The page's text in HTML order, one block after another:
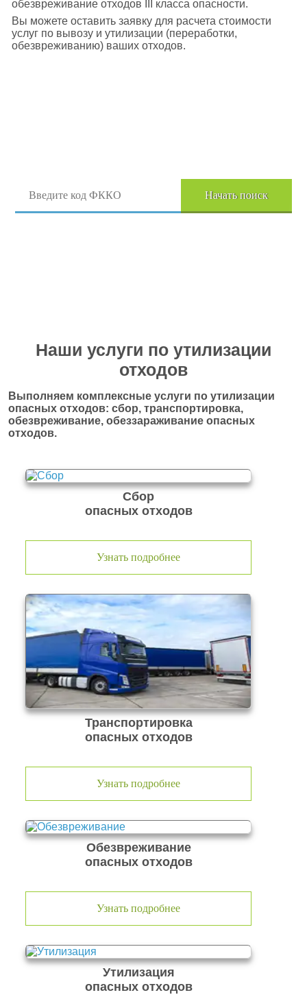
обезвреживание отходов III класса опасности.
Вы можете оставить заявку для расчета стоимости
услуг по вывозу и утилизации (переработки,
обезвреживанию) ваших отходов.
Начать поиск
Наши услуги по утилизации
отходов
Выполняем комплексные услуги по утилизации
опасных отходов: сбор, транспортировка,
обезвреживание, обеззараживание опасных
отходов.
Сбор
опасных отходов
Узнать подробнее
Транспортировка
опасных отходов
Узнать подробнее
Обезвреживание
опасных отходов
Узнать подробнее
Утилизация
опасных отходов